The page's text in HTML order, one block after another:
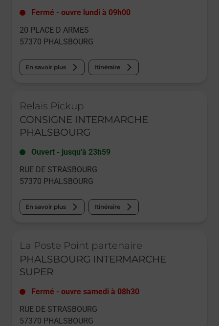
Fermé - ouvre lundi à 09h00
20 PLACE D ARMES
57370 PHALSBOURG
En savoir plus Itinéraire
Relais Pickup
CONSIGNE INTERMARCHE
PHALSBOURG
Ouvert - jusqu'à 23h59
RUE DE STRASBOURG
57370 PHALSBOURG
En savoir plus Itinéraire
La Poste Point partenaire
PHALSBOURG INTERMARCHE
SUPER
Fermé - ouvre samedi à 08h30
RUE DE STRASBOURG
57370 PHALSBOURG